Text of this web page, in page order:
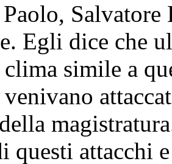
Egli dice che
clima simile a
questi attacchi